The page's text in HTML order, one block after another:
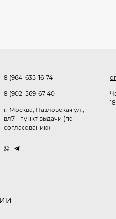
8 (964) 635-16-74
8 (902) 569-67-40
г. Москва, Павловская ул.,
вл7 - пункт выдачи (по
согласованию)